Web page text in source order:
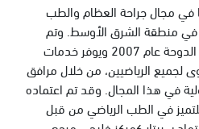
في مجال جراحة العظام والطب
في منطقة الشرق الأوسط. وتم
افتتاح المستشفى في مدينة الدوحة عام 2007 ويوفر خدمات
لجميع الرياضيين، من خلال مرافق
في هذا المجال. وقد تم اعتماده
2009 كمركز للتميز في الطب الرياضي من قبل